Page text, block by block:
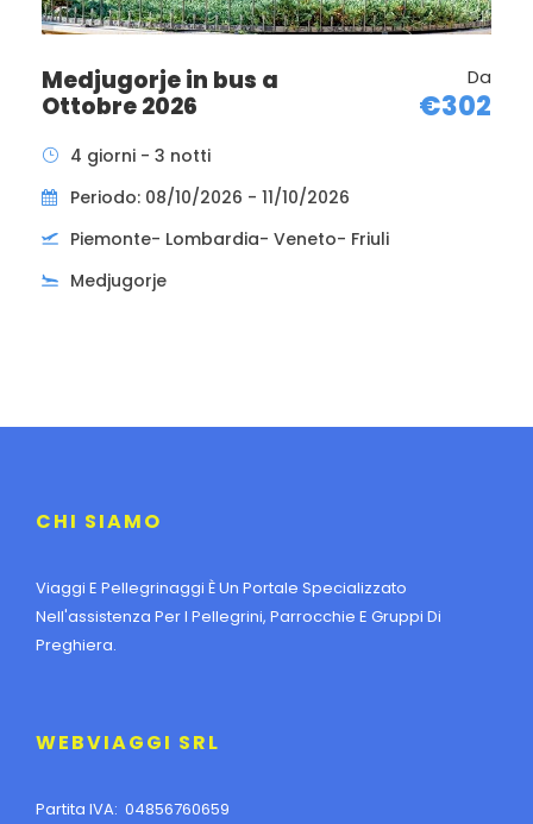
Medjugorje in bus a
Ottobre 2026
Da
€302
4 giorni - 3 notti
Periodo: 08/10/2026 - 11/10/2026
Piemonte- Lombardia- Veneto- Friuli
Medjugorje
CHI SIAMO
Viaggi E Pellegrinaggi È Un Portale Specializzato
Nell'assistenza Per I Pellegrini, Parrocchie E Gruppi Di
Preghiera.
WEBVIAGGI SRL
Partita IVA: 04856760659